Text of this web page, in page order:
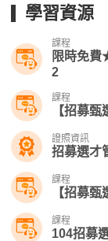
學習資源
課程
限時免
2
課程
【招募
證照資訊
招募選才
課程
【招募
課程
104招募